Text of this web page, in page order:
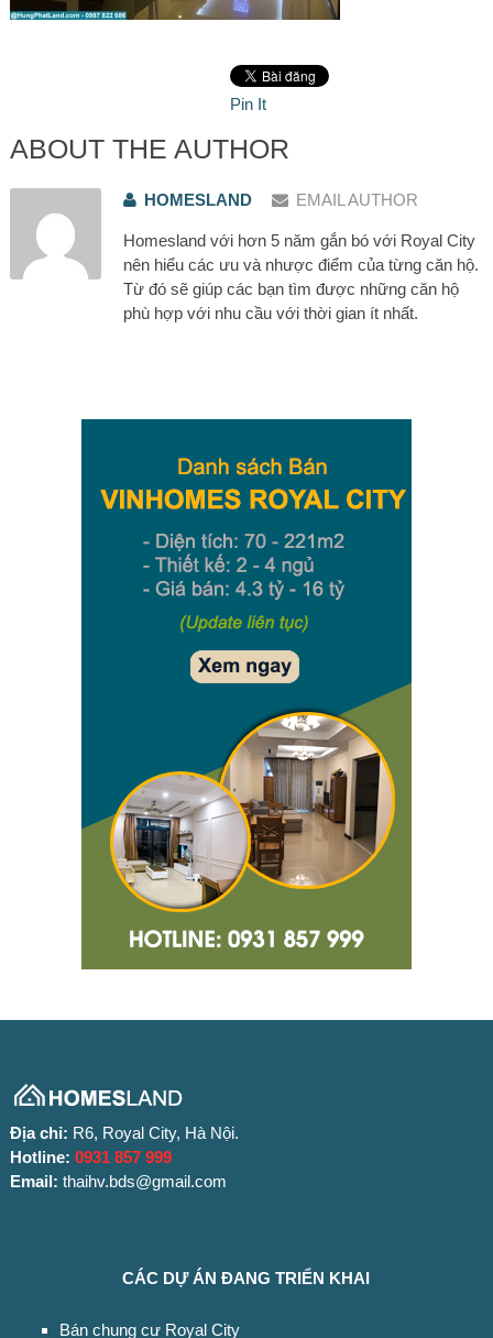
Pin It
ABOUT THE AUTHOR
HOMESLAND EMAIL AUTHOR
Homesland với hơn 5 năm gắn bó với Royal City
nên hiểu các ưu và nhược điểm của từng căn hộ.
Từ đó sẽ giúp các bạn tìm được những căn hộ
phù hợp với nhu cầu với thời gian ít nhất.
Địa chỉ: R6, Royal City, Hà Nội.
Hotline: 0931 857 999
Email: thaihv.bds@gmail.com
CÁC DỰ ÁN ĐANG TRIỂN KHAI
Bán chung cư Royal City